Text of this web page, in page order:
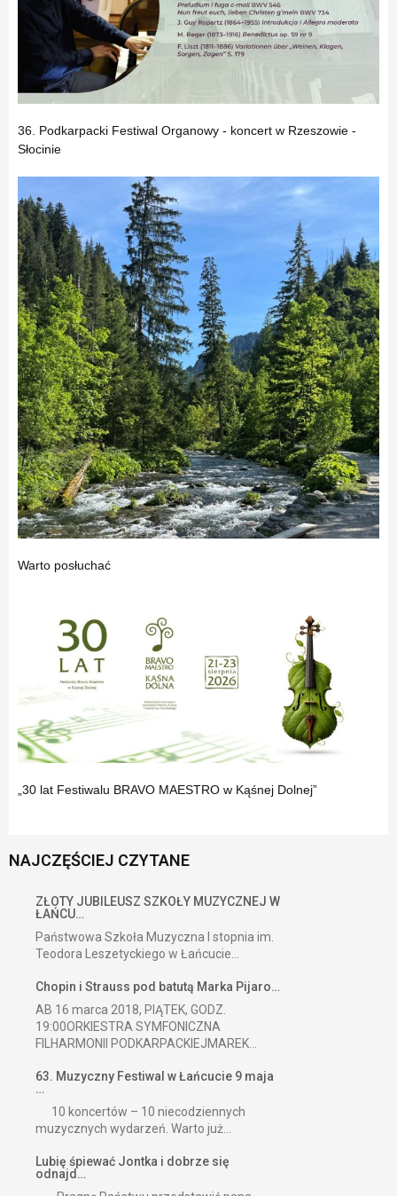
36. Podkarpacki Festiwal Organowy - koncert w Rzeszowie -
Słocinie
Warto posłuchać
„30 lat Festiwalu BRAVO MAESTRO w Kąśnej Dolnej”
NAJCZĘŚCIEJ CZYTANE
ZŁOTY JUBILEUSZ SZKOŁY MUZYCZNEJ W
ŁAŃCU…
Państwowa Szkoła Muzyczna I stopnia im.
Teodora Leszetyckiego w Łańcucie...
Chopin i Strauss pod batutą Marka Pijaro…
AB 16 marca 2018, PIĄTEK, GODZ.
19:00ORKIESTRA SYMFONICZNA
FILHARMONII PODKARPACKIEJMAREK...
63. Muzyczny Festiwal w Łańcucie 9 maja
…
10 koncertów – 10 niecodziennych
muzycznych wydarzeń. Warto już...
Lubię śpiewać Jontka i dobrze się
odnajd…